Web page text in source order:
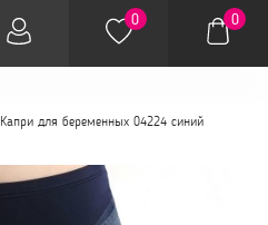
0 0
Капри для беременных 04224 синий